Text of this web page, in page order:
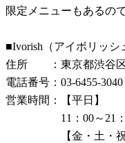
限定メニューもあるの
■Ivorish（アイボリッシ
住所 ：東京都渋谷
電話番号：03-6455-3040
営業時間：【平日】
11：00～21：
【金・土・祝